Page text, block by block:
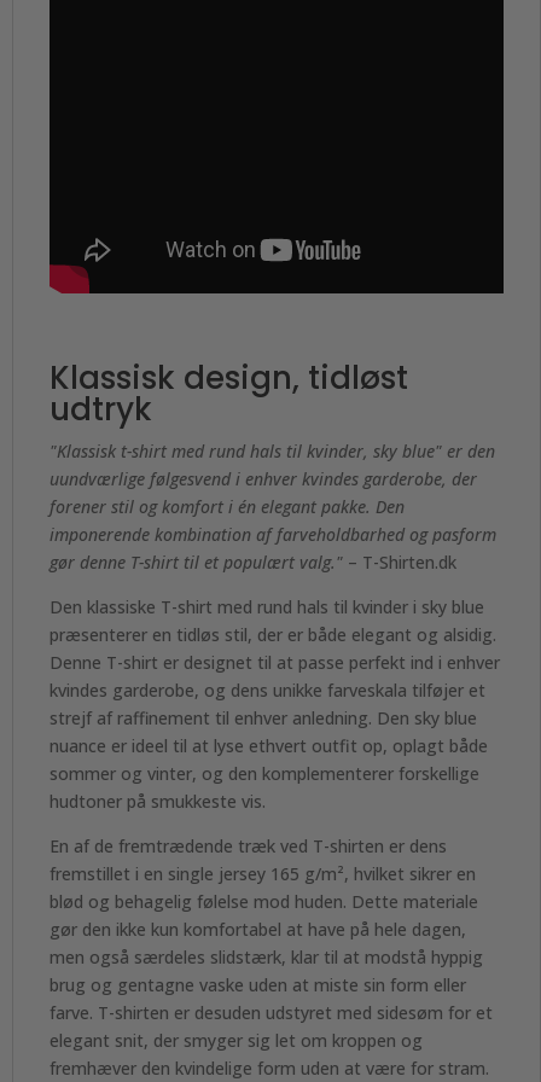
Klassisk design, tidløst
udtryk
"Klassisk t-shirt med rund hals til kvinder, sky blue" er den
uundværlige følgesvend i enhver kvindes garderobe, der
forener stil og komfort i én elegant pakke. Den
imponerende kombination af farveholdbarhed og pasform
gør denne T-shirt til et populært valg." – T-Shirten.dk
Den klassiske T-shirt med rund hals til kvinder i sky blue
præsenterer en tidløs stil, der er både elegant og alsidig.
Denne T-shirt er designet til at passe perfekt ind i enhver
kvindes garderobe, og dens unikke farveskala tilføjer et
strejf af raffinement til enhver anledning. Den sky blue
nuance er ideel til at lyse ethvert outfit op, oplagt både
sommer og vinter, og den komplementerer forskellige
hudtoner på smukkeste vis.
En af de fremtrædende træk ved T-shirten er dens
fremstillet i en single jersey 165 g/m², hvilket sikrer en
blød og behagelig følelse mod huden. Dette materiale
gør den ikke kun komfortabel at have på hele dagen,
men også særdeles slidstærk, klar til at modstå hyppig
brug og gentagne vaske uden at miste sin form eller
farve. T-shirten er desuden udstyret med sidesøm for et
elegant snit, der smyger sig let om kroppen og
fremhæver den kvindelige form uden at være for stram.